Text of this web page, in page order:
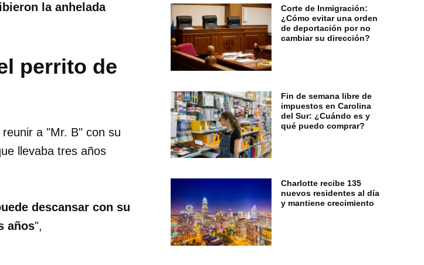
la anhelada
perrito de
a "Mr. B" con su
llevaba tres años
descansar con su
años",
Corte de Inmigración:
¿Cómo evitar una orden
de deportación por no
cambiar su dirección?
Fin de semana libre de
impuestos en Carolina
del Sur: ¿Cuándo es y
qué puedo comprar?
Charlotte recibe 135
nuevos residentes al día
y mantiene crecimiento